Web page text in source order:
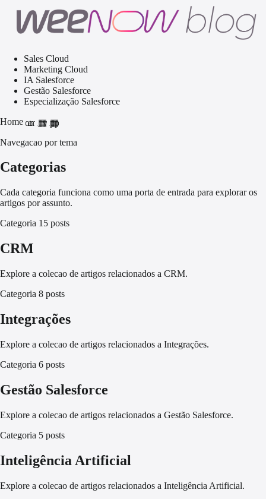
Sales Cloud
Marketing Cloud
IA Salesforce
Gestão Salesforce
Especialização Salesforce
Homehome
grid_view
apps
Navegacao por tema
Categorias
Cada categoria funciona como uma porta de entrada para explorar os
artigos por assunto.
Categoria 15 posts
CRM
Explore a colecao de artigos relacionados a CRM.
Categoria 8 posts
Integrações
Explore a colecao de artigos relacionados a Integrações.
Categoria 6 posts
Gestão Salesforce
Explore a colecao de artigos relacionados a Gestão Salesforce.
Categoria 5 posts
Inteligência Artificial
Explore a colecao de artigos relacionados a Inteligência Artificial.